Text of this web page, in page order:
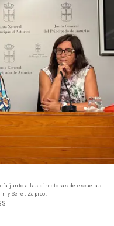
junto a las directoras de escuelas
y Seret Zapico.